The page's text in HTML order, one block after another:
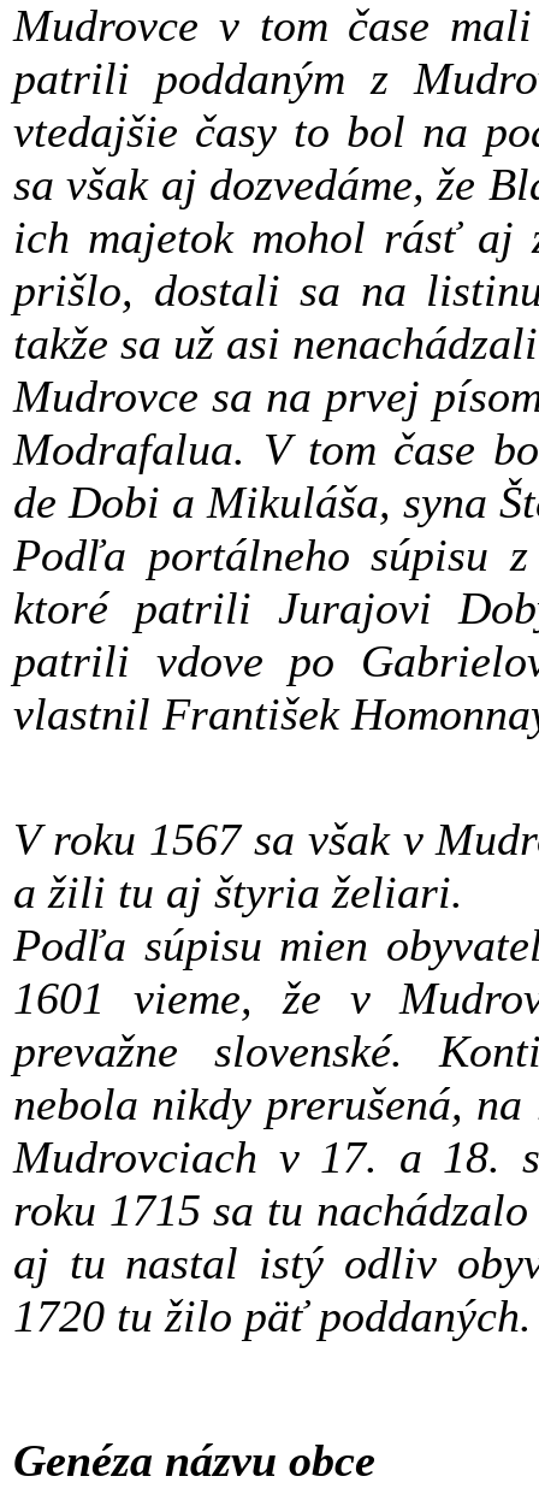
Mudrovce v tom čase
patrili poddaným z
vtedajšie časy to bol na
sa však aj dozvedáme, že
ich majetok mohol rásť
prišlo, dostali sa na
takže sa už asi
Mudrovce sa na prvej
Modrafalua. V tom čase
de Dobi a Mikuláša, syna
Podľa portálneho súpisu
ktoré patrili Jurajovi
patrili vdove po
vlastnil František
V roku 1567 sa však v
a žili tu aj štyria želiari.
Podľa súpisu mien
1601 vieme, že v
prevažne slovenské.
nebola nikdy prerušená,
Mudrovciach v 17. a 18.
roku 1715 sa tu
aj tu nastal istý odliv
1720 tu žilo päť poddaných.
Genéza názvu obce